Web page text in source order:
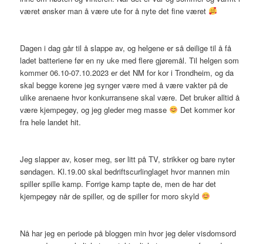
været ønsker man å være ute for å nyte det fine været
Dagen i dag går til å slappe av, og helgene er så deilige til å få
ladet batteriene før en ny uke med flere gjøremål. Til helgen som
kommer 06.10-07.10.2023 er det NM for kor i Trondheim, og da
skal begge korene jeg synger være med å være vakter på de
ulike arenaene hvor konkurransene skal være. Det bruker alltid å
være kjempegøy, og jeg gleder meg masse
Det kommer kor
fra hele landet hit.
Jeg slapper av, koser meg, ser litt på TV, strikker og bare nyter
søndagen. Kl.19.00 skal bedriftscurlinglaget hvor mannen min
spiller spille kamp. Forrige kamp tapte de, men de har det
kjempegøy når de spiller, og de spiller for moro skyld
Nå har jeg en periode på bloggen min hvor jeg deler visdomsord